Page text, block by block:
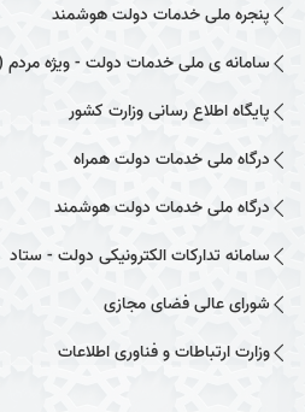
پنجره ملی خدمات دولت هوشمند
سامانه ی ملی خدمات دولت - ویژه مردم
پایگاه اطلاع رسانی وزارت کشور
درگاه ملی خدمات دولت همراه
درگاه ملی خدمات دولت هوشمند
سامانه تدارکات الکترونیکی دولت - ستاد
شورای عالی فضای مجازی
وزارت ارتباطات و فناوری اطلاعات